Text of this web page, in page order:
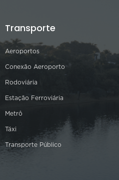
Transporte
Aeroportos
Conexão Aeroporto
Rodoviária
Estação Ferroviária
Metrô
Táxi
Transporte Público